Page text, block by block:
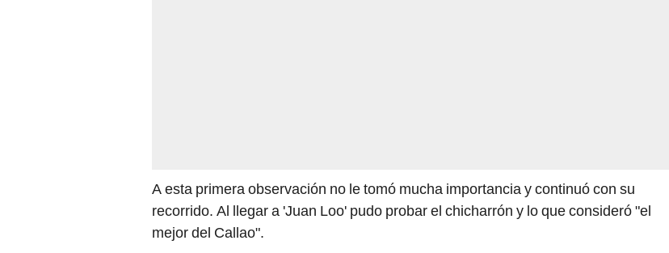
A esta primera observación no le tomó mucha importancia y continuó con su
recorrido. Al llegar a 'Juan Loo' pudo probar el chicharrón y lo que consideró "el
mejor del Callao".